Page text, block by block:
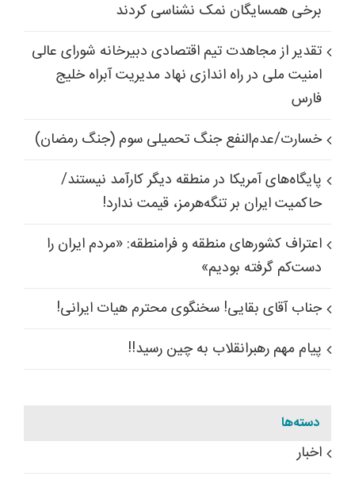
برخی همسایگان نمک نشناسی کردند
تقدیر از مجاهدت تیم اقتصادی دبیرخانه شورای عالی
امنیت ملی در راه اندازی نهاد مدیریت آبراه خلیج
فارس
خسارت/عدم‌النفع جنگ تحمیلی سوم (جنگ رمضان)
پایگاه‌های آمریکا در منطقه دیگر کارآمد نیستند/
حاکمیت ایران بر تنگه‌هرمز، قیمت ندارد!
اعتراف کشورهای منطقه و فرامنطقه: «مردم ایران را
دست‌کم گرفته بودیم»
جناب آقای بقایی! سخنگوی محترم هیات ایرانی!
پیام مهم رهبرانقلاب به چین رسید!!
دسته‌ها
اخبار